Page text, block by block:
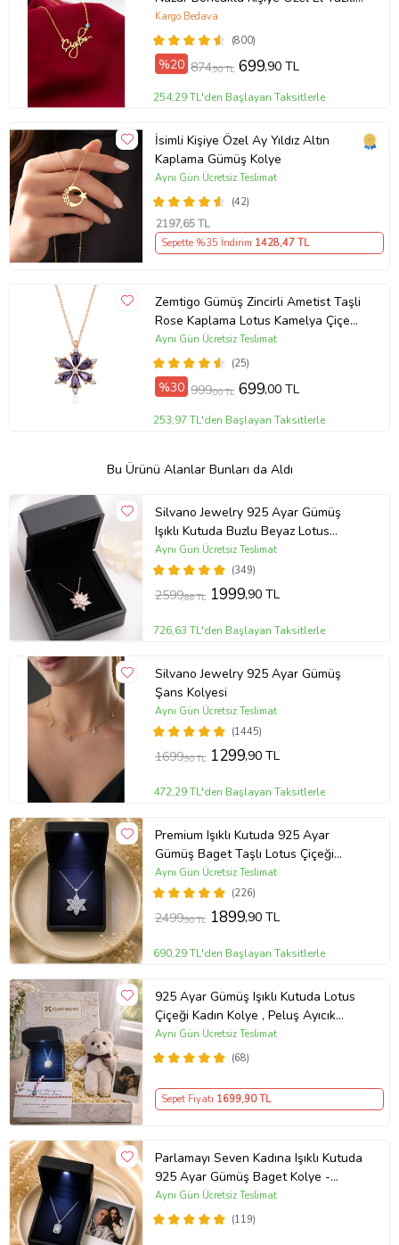
Kolye (Sarı)
(800)
Kargo Bedava
%20 874,90 TL 699,90 TL
254,29 TL'den Başlayan Taksitlerle
İsimli Kişiye Özel Ay Yıldız Altın
Kaplama Gümüş Kolye
(42)
Aynı Gün Ücretsiz Teslimat
2197,65 TL
Sepette %35 İndirim 1428,47 TL
Zemtigo Gümüş Zincirli Ametist Taşli
Rose Kaplama Lotus Kamelya Çiçeği
Kolye
(25)
Aynı Gün Ücretsiz Teslimat
%30 999,00 TL 699,00 TL
253,97 TL'den Başlayan Taksitlerle
Bu Ürünü Alanlar Bunları da Aldı
Silvano Jewelry 925 Ayar Gümüş
Işıklı Kutuda Buzlu Beyaz Lotus
Kolye
(349)
Aynı Gün Ücretsiz Teslimat
2599,86 TL 1999,90 TL
726,63 TL'den Başlayan Taksitlerle
Silvano Jewelry 925 Ayar Gümüş
Şans Kolyesi
(1445)
Aynı Gün Ücretsiz Teslimat
1699,90 TL 1299,90 TL
472,29 TL'den Başlayan Taksitlerle
Premium Işıklı Kutuda 925 Ayar
Gümüş Baget Taşlı Lotus Çiçeği
Kolye
(226)
Aynı Gün Ücretsiz Teslimat
2499,90 TL 1899,90 TL
690,29 TL'den Başlayan Taksitlerle
925 Ayar Gümüş Işıklı Kutuda Lotus
Çiçeği Kadın Kolye , Peluş Ayıcık
Anahtarlık Marteniçka Bileklik,
Polaroid Fotoğraf Hediye
(68)
Aynı Gün Ücretsiz Teslimat
Sepet Fiyatı 1699,90 TL
Parlamayı Seven Kadına Işıklı Kutuda
925 Ayar Gümüş Baget Kolye -
Kişiye Özel Fotoğraf Hediye
(119)
Aynı Gün Ücretsiz Teslimat